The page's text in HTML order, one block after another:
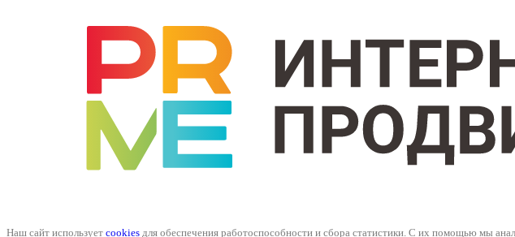
Наш сайт использует cookies для обеспечения работоспособности и сбора статистики. С их помощью мы